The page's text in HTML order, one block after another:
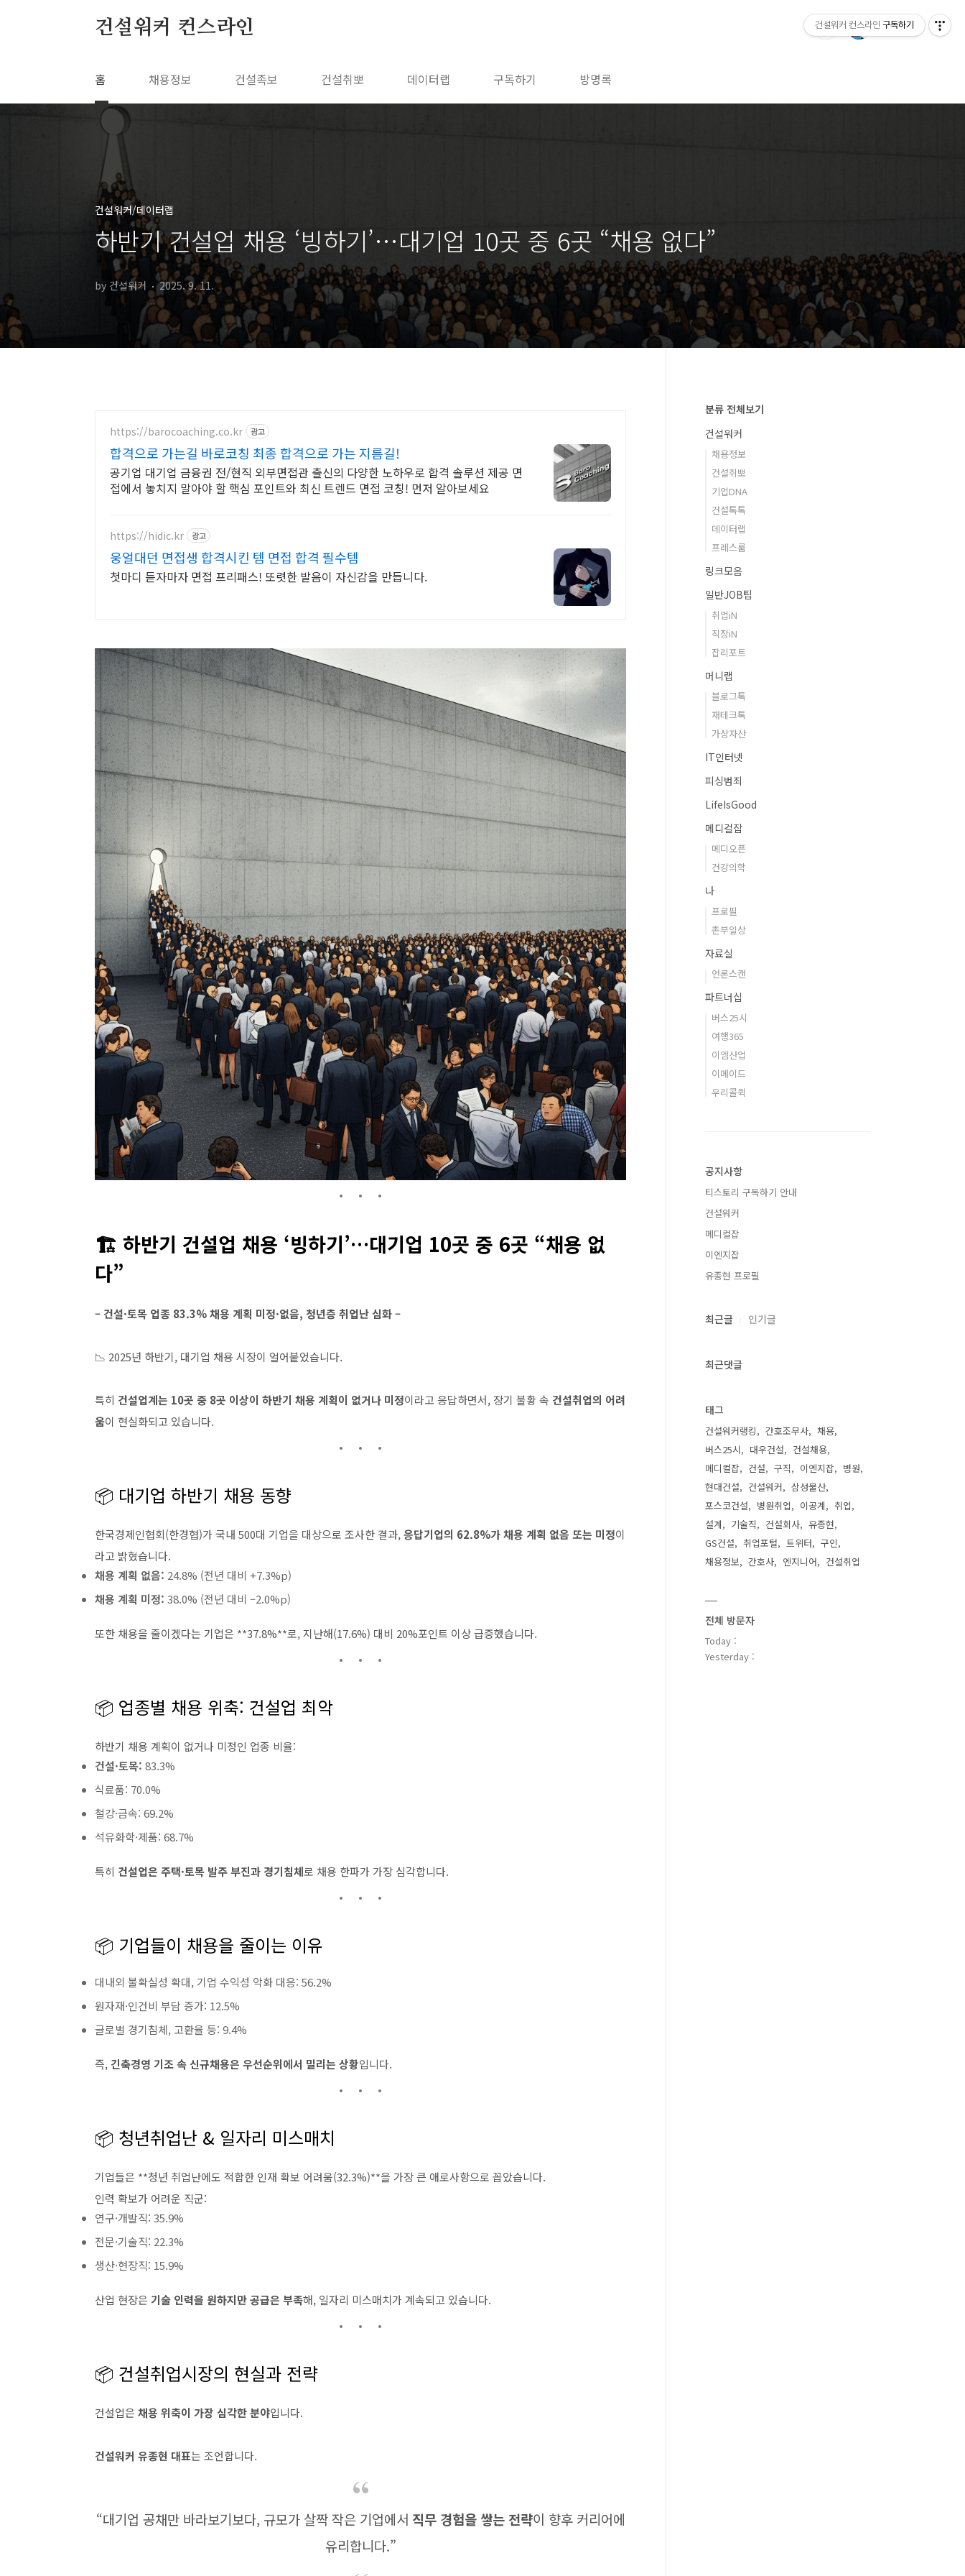
건설워커 컨스라인
홈 채용정보 건설족보 건설취뽀 데이터랩 구독하기 방명록
건설워커/데이터랩
하반기 건설업 채용 ‘빙하기’…대기업 10곳 중 6곳 “채용 없다”
by 건설워커 2025. 9. 11.
https://barocoaching.co.kr 광고
합격으로 가는길 바로코칭 최종 합격으로 가는 지름길!
공기업 대기업 금융권 전/현직 외부면접관 출신의 다양한 노하우로 합격 솔루션 제공 면
접에서 놓치지 말아야 할 핵심 포인트와 최신 트렌드 면접 코칭! 먼저 알아보세요
https://hidic.kr 광고
웅얼대던 면접생 합격시킨 템 면접 합격 필수템
첫마디 듣자마자 면접 프리패스! 또렷한 발음이 자신감을 만듭니다.
🏗️ 하반기 건설업 채용 ‘빙하기’…대기업 10곳 중 6곳 “채용 없
다”
– 건설·토목 업종 83.3% 채용 계획 미정·없음, 청년층 취업난 심화 –
📉 2025년 하반기, 대기업 채용 시장이 얼어붙었습니다.
특히 건설업계는 10곳 중 8곳 이상이 하반기 채용 계획이 없거나 미정이라고 응답하면서, 장기 불황 속 건설취업의 어려
움이 현실화되고 있습니다.
📦 대기업 하반기 채용 동향
한국경제인협회(한경협)가 국내 500대 기업을 대상으로 조사한 결과,응답기업의 62.8%가 채용 계획 없음 또는 미정이
라고 밝혔습니다.
채용 계획 없음: 24.8% (전년 대비 +7.3%p)
채용 계획 미정: 38.0% (전년 대비 –2.0%p)
또한 채용을 줄이겠다는 기업은 **37.8%**로, 지난해(17.6%) 대비 20%포인트 이상 급증했습니다.
📦 업종별 채용 위축: 건설업 최악
하반기 채용 계획이 없거나 미정인 업종 비율:
건설·토목: 83.3%
식료품: 70.0%
철강·금속: 69.2%
석유화학·제품: 68.7%
특히 건설업은 주택·토목 발주 부진과 경기침체로 채용 한파가 가장 심각합니다.
📦 기업들이 채용을 줄이는 이유
대내외 불확실성 확대, 기업 수익성 악화 대응: 56.2%
원자재·인건비 부담 증가: 12.5%
글로벌 경기침체, 고환율 등: 9.4%
즉, 긴축경영 기조 속 신규채용은 우선순위에서 밀리는 상황입니다.
📦 청년취업난 & 일자리 미스매치
기업들은 **청년 취업난에도 적합한 인재 확보 어려움(32.3%)**을 가장 큰 애로사항으로 꼽았습니다.
인력 확보가 어려운 직군:
연구·개발직: 35.9%
전문·기술직: 22.3%
생산·현장직: 15.9%
산업 현장은 기술 인력을 원하지만 공급은 부족해, 일자리 미스매치가 계속되고 있습니다.
📦 건설취업시장의 현실과 전략
건설업은 채용 위축이 가장 심각한 분야입니다.
건설워커 유종현 대표는 조언합니다.
“대기업 공채만 바라보기보다, 규모가 살짝 작은 기업에서 직무 경험을 쌓는 전략이 향후 커리어에
유리합니다.”
분류 전체보기
건설워커
채용정보
건설취뽀
기업DNA
건설톡톡
데이터랩
프레스룸
링크모음
일반JOB팁
취업iN
직장iN
잡리포트
머니랩
블로그톡
재테크톡
가상자산
IT인터넷
피싱범죄
LifeIsGood
메디컬잡
메디오픈
건강의학
나
프로필
촌부일상
자료실
언론스캔
파트너십
버스25시
여행365
이엠산업
이메이드
우리콜퀵
공지사항
티스토리 구독하기 안내
건설워커
메디컬잡
이엔지잡
유종현 프로필
최근글 인기글
최근댓글
태그
건설워커랭킹 간호조무사
채용
버스25시
대우건설
건설채용
메디컬잡
건설 구직 이엔지잡
병원
현대건설
건설워커
삼성물산
포스코건설
병원취업 이공계
취업
설계
기술직 건설회사
유종현
GS건설
취업포털 트위터
구인
채용정보
간호사 엔지니어 건설취업
전체 방문자
Today :
Yesterday :
건설워커 컨스라인 구독하기